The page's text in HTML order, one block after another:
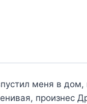
меня в дом,
произнес